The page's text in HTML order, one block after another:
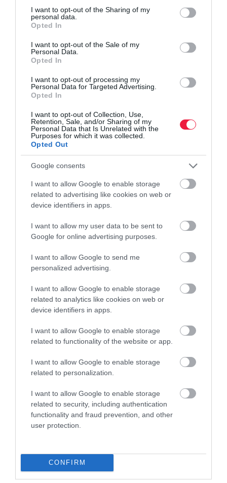
not limited to your visit or usage behaviour. You may click to
grant or deny consent to Google and its third-party tags to
use your data for below specified purposes in below Google
consent section.
I want to opt-out of the Sharing of my
personal data.
Opted In
I want to opt-out of the Sale of my
Personal Data.
Opted In
I want to opt-out of processing my
Personal Data for Targeted Advertising.
Opted In
I want to opt-out of Collection, Use,
Retention, Sale, and/or Sharing of my
Personal Data that Is Unrelated with the
Purposes for which it was collected.
Opted Out
Google consents
I want to allow Google to enable storage
related to advertising like cookies on web or
device identifiers in apps.
I want to allow my user data to be sent to
Google for online advertising purposes.
I want to allow Google to send me
personalized advertising.
I want to allow Google to enable storage
related to analytics like cookies on web or
device identifiers in apps.
I want to allow Google to enable storage
related to functionality of the website or app.
I want to allow Google to enable storage
related to personalization.
I want to allow Google to enable storage
related to security, including authentication
functionality and fraud prevention, and other
user protection.
CONFIRM
Aki nem jogosult államilag támogatott lakáshitelre - például
Otthon Start -, annak csak a piaci ajánlatok jöhetnek szóba. Jó hír,
hogy a Magyar Nemzeti Bank újabb kamatcsökkentése után